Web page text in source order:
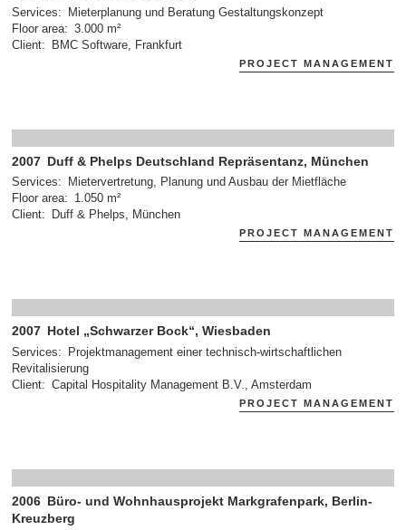
Services
Mieterplanung und Beratung Gestaltungskonzept
Floor area
3.000 m²
Client
BMC Software, Frankfurt
PROJECT MANAGEMENT
2007 Duff & Phelps Deutschland Repräsentanz, München
Services
Mietervertretung, Planung und Ausbau der Mietfläche
Floor area
1.050 m²
Client
Duff & Phelps, München
PROJECT MANAGEMENT
2007 Hotel „Schwarzer Bock“, Wiesbaden
Services
Projektmanagement einer technisch-wirtschaftlichen
Revitalisierung
Client
Capital Hospitality Management B.V., Amsterdam
PROJECT MANAGEMENT
2006 Büro- und Wohnhausprojekt Markgrafenpark, Berlin-
Kreuzberg